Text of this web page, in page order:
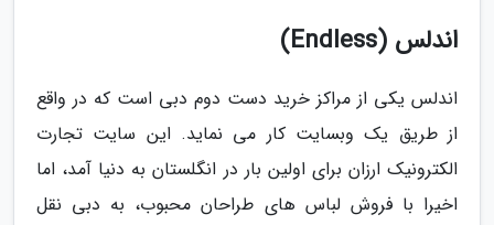
اندلس (Endless)
اندلس یکی از مراکز خرید دست دوم دبی است که در واقع
از طریق یک وبسایت کار می نماید. این سایت تجارت
الکترونیک ارزان برای اولین بار در انگلستان به دنیا آمد، اما
اخیرا با فروش لباس های طراحان محبوب، به دبی نقل